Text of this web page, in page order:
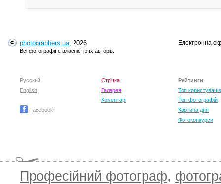
photographers.ua, 2026
Всі фотографії є власністю їх авторів.
Електронна
Русский
English
Facebook
Стрічка
Галерея
Коментарі
Рейтинги
Топ користувачів
Топ фотографій
Картина дня
Фотоконкурси
Професійний фотограф,